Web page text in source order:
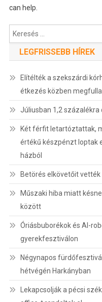
can help.
Keresés:
LEGFRISSEBB HÍREK
Elítélték a szekszárdi
étkezés közben
Júliusban 1,2 százalékra
Két férfit letartóztattak,
értékű készpénzt loptak
házból
Betörés elkövetőit
Műszaki hiba miatt
között
Óriásbuborékok és AI-
gyerekfesztiválon
Négynapos
hétvégén Harkányban
Lekapcsolják a pécsi